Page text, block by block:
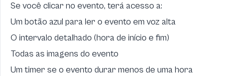
Se você clicar no evento, terá acesso a:
Um botão azul para ler o evento em voz alta
O intervalo detalhado (hora de início e fim)
Todas as imagens do evento
Um timer se o evento durar menos de uma hora